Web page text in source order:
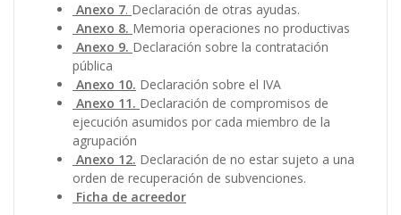
Anexo 7. Declaración de otras ayudas.
Anexo 8. Memoria operaciones no productivas
Anexo 9. Declaración sobre la contratación
pública
Anexo 10. Declaración sobre el IVA
Anexo 11. Declaración de compromisos de
ejecución asumidos por cada miembro de la
agrupación
Anexo 12. Declaración de no estar sujeto a una
orden de recuperación de subvenciones.
Ficha de acreedor